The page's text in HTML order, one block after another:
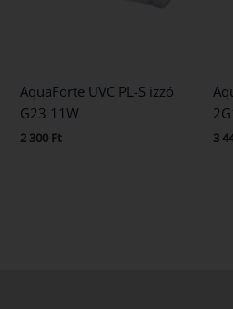
AquaForte UVC PL-S izzó
G23 11W
2 300 Ft 3